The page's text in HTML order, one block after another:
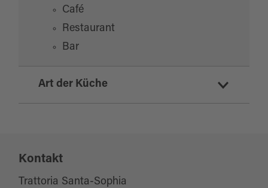
Café
Restaurant
Bar
Art der Küche
Kontakt
Trattoria Santa-Sophia